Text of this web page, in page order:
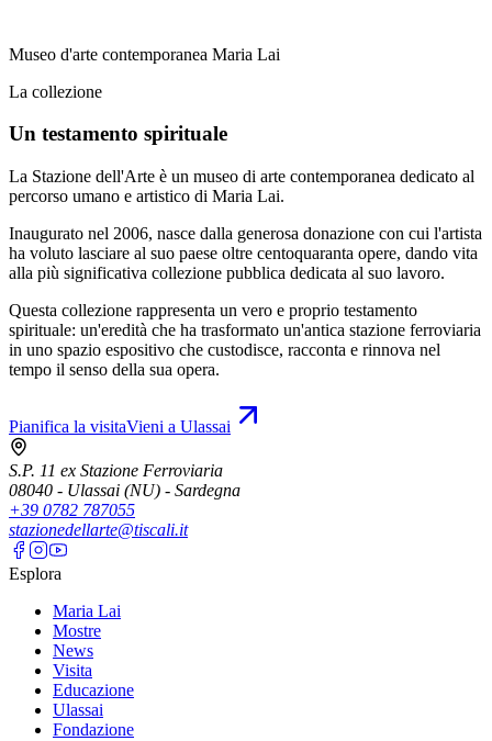
Museo d'arte contemporanea Maria Lai
La collezione
Un testamento spirituale
La Stazione dell'Arte è un museo di arte contemporanea dedicato al
percorso umano e artistico di Maria Lai.
Inaugurato nel 2006, nasce dalla generosa donazione con cui l'artista
ha voluto lasciare al suo paese oltre centoquaranta opere, dando vita
alla più significativa collezione pubblica dedicata al suo lavoro.
Questa collezione rappresenta un vero e proprio testamento
spirituale: un'eredità che ha trasformato un'antica stazione ferroviaria
in uno spazio espositivo che custodisce, racconta e rinnova nel
tempo il senso della sua opera.
Pianifica la visitaVieni a Ulassai
S.P. 11 ex Stazione Ferroviaria
08040 - Ulassai (NU) - Sardegna
+39 0782 787055
stazionedellarte@tiscali.it
Esplora
Maria Lai
Mostre
News
Visita
Educazione
Ulassai
Fondazione